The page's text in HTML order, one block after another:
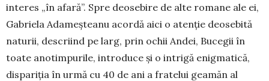
interes „în afară”. Spre deosebire de alte romane ale ei,
Gabriela Ada­­meșteanu acordă aici o atenție deosebită
natu­rii, descriind pe larg, prin ochii Andei, Buce­gii în
toate anotimpurile, introduce și o intrigă enig­matică,
dispariția în urmă cu 40 de ani a fratelui geamăn al